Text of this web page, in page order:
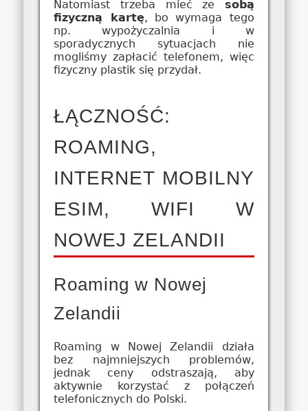
Natomiast trzeba mieć ze sobą
fizyczną kartę, bo wymaga tego
np. wypożyczalnia i w
sporadycznych sytuacjach nie
mogliśmy zapłacić telefonem, więc
fizyczny plastik się przydał.
ŁĄCZNOŚĆ:
ROAMING,
INTERNET MOBILNY
ESIM, WIFI W
NOWEJ ZELANDII
Roaming w Nowej
Zelandii
Roaming w Nowej Zelandii działa
bez najmniejszych problemów,
jednak ceny odstraszają, aby
aktywnie korzystać z połączeń
telefonicznych do Polski.